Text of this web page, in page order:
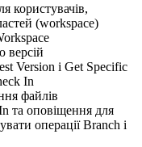
користувачів,
(workspace)
версій
Version і Get Specific
In
файлів
та оповіщення для
операції Branch і